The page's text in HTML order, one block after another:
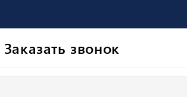
Заказать звонок